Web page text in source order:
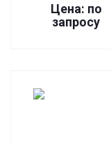
Цена: по
запросу